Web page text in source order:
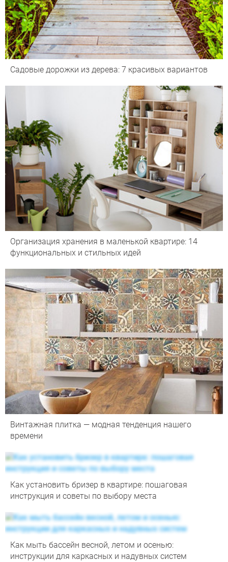
Садовые дорожки из дерева: 7 красивых вариантов
Организация хранения в маленькой квартире: 14
функциональных и стильных идей
Винтажная плитка — модная тенденция нашего
времени
Как установить бризер в квартире: пошаговая
инструкция и советы по выбору места
Как мыть бассейн весной, летом и осенью:
инструкции для каркасных и надувных систем